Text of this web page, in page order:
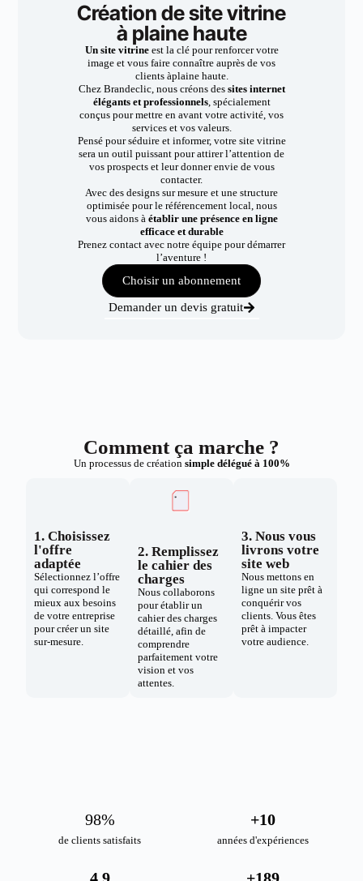
Création de site vitrine
à plaine haute
Un site vitrineest la clé pour renforcer votre
image et vous faire connaître auprès de vos
clients àplaine haute.
Chez Brandeclic, nous créons dessites internet
élégants et professionnels, spécialement
conçus pour mettre en avant votre activité, vos
services et vos valeurs.
Pensé pour séduire et informer, votre site vitrine
sera un outil puissant pour attirer l’attention de
vos prospects et leur donner envie de vous
contacter.
Avec des designs sur mesure et une structure
optimisée pour le référencement local, nous
vous aidons à établir une présence en ligne
efficace et durable
Prenez contact avec notre équipe pour démarrer
l’aventure !
Choisir un abonnement
Demander un devis gratuit
Comment ça marche ?
Un processus de création simple délégué à 100%
1. Choisissez
l'offre
adaptée
Sélectionnez l’offre
qui correspond le
mieux aux besoins
de votre entreprise
pour créer un site
sur-mesure.
2. Remplissez
le cahier des
charges
Nous collaborons
pour établir un
cahier des charges
détaillé, afin de
comprendre
parfaitement votre
vision et vos
attentes.
3. Nous vous
livrons votre
site web
Nous mettons en
ligne un site prêt à
conquérir vos
clients. Vous êtes
prêt à impacter
votre audience.
de clients satisfaits
98%
années d'expériences
+10